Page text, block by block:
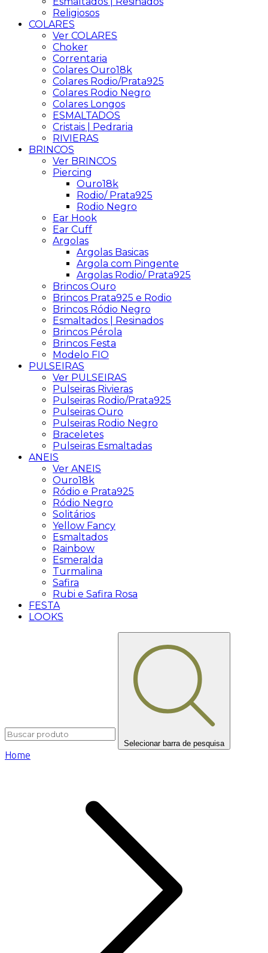
Religiosos
COLARES
Ver COLARES
Choker
Correntaria
Colares Ouro18k
Colares Rodio/Prata925
Colares Rodio Negro
Colares Longos
ESMALTADOS
Cristais | Pedraria
RIVIERAS
BRINCOS
Ver BRINCOS
Piercing
Ouro18k
Rodio/ Prata925
Rodio Negro
Ear Hook
Ear Cuff
Argolas
Argolas Basicas
Argola com Pingente
Argolas Rodio/ Prata925
Brincos Ouro
Brincos Prata925 e Rodio
Brincos Ródio Negro
Esmaltados | Resinados
Brincos Pérola
Brincos Festa
Modelo FIO
PULSEIRAS
Ver PULSEIRAS
Pulseiras Rivieras
Pulseiras Rodio/Prata925
Pulseiras Ouro
Pulseiras Rodio Negro
Braceletes
Pulseiras Esmaltadas
ANEIS
Ver ANEIS
Ouro18k
Ródio e Prata925
Ródio Negro
Solitários
Yellow Fancy
Esmaltados
Rainbow
Esmeralda
Turmalina
Safira
Rubi e Safira Rosa
FESTA
LOOKS
Selecionar barra de pesquisa
Home